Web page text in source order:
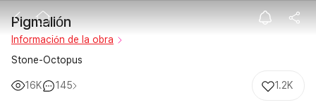
Pigmalión
Pigmalión
Información de la obra
Stone-Octopus
16K 145 1.2K